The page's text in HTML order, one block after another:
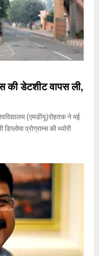
की डेटशीट वापस ली,
(एमडीयू)रोहतक ने मई
प्रोग्राम्स की थ्योरी